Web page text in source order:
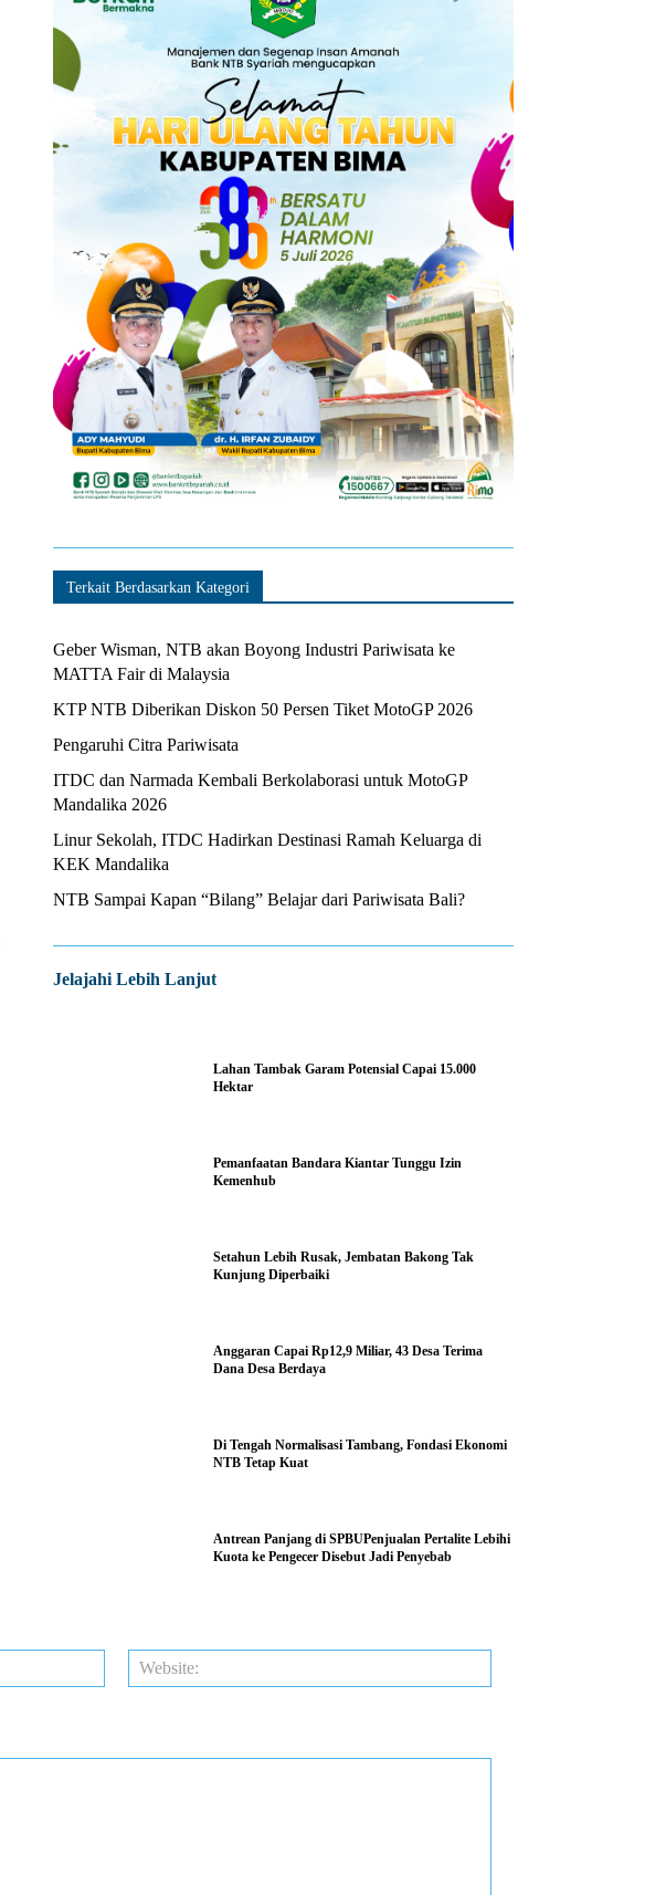
Terkait Berdasarkan Kategori
Geber Wisman, NTB akan Boyong Industri Pariwisata ke
MATTA Fair di Malaysia
KTP NTB Diberikan Diskon 50 Persen Tiket MotoGP 2026
Pengaruhi Citra Pariwisata
ITDC dan Narmada Kembali Berkolaborasi untuk MotoGP
Mandalika 2026
Linur Sekolah, ITDC Hadirkan Destinasi Ramah Keluarga di
KEK Mandalika
NTB Sampai Kapan “Bilang” Belajar dari Pariwisata Bali?
Jelajahi Lebih Lanjut
Lahan Tambak Garam Potensial Capai 15.000
Hektar
Pemanfaatan Bandara Kiantar Tunggu Izin
Kemenhub
Setahun Lebih Rusak, Jembatan Bakong Tak
Kunjung Diperbaiki
Anggaran Capai Rp12,9 Miliar, 43 Desa Terima
Dana Desa Berdaya
Di Tengah Normalisasi Tambang, Fondasi Ekonomi
NTB Tetap Kuat
Antrean Panjang di SPBUPenjualan Pertalite Lebihi
Kuota ke Pengecer Disebut Jadi Penyebab
Email:*